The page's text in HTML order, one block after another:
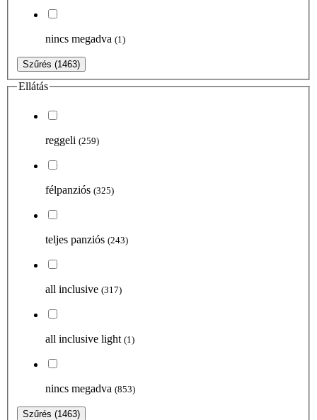
nincs megadva (1)
Szűrés (1463)
Ellátás
reggeli (259)
félpanziós (325)
teljes panziós (243)
all inclusive (317)
all inclusive light (1)
nincs megadva (853)
Szűrés (1463)